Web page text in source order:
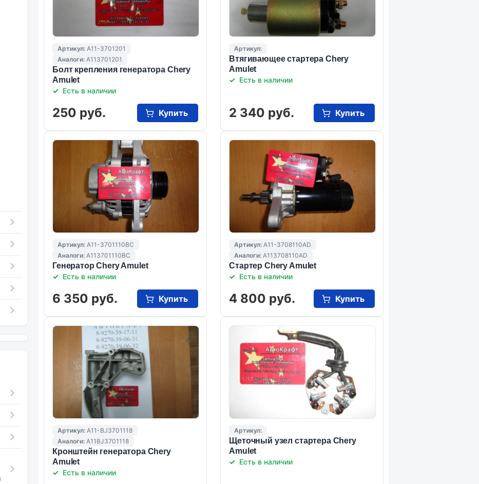
Артикул: A11-3701201
Аналоги: A113701201
Болт крепления генератора Chery
Amulet
Есть в наличии
250 руб. Купить
Артикул:
Втягивающее стартера Chery
Amulet
Есть в наличии
2 340 руб. Купить
Артикул: A11-3701110BC
Аналоги: A113701110BC
Генератор Chery Amulet
Есть в наличии
6 350 руб. Купить
Артикул:A11-3708110AD
Аналоги:A113708110AD
Стартер Chery Amulet
Есть в наличии
4 800 руб. Купить
Артикул: A11-BJ3701118
Аналоги: A11BJ3701118
Кронштейн генератора Chery
Amulet
Есть в наличии
Артикул:
Щеточный узел стартера Chery
Amulet
Есть в наличии